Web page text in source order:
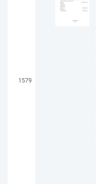
1579